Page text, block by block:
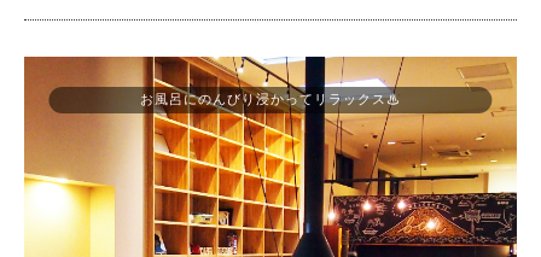
お風呂にのんびり浸かってリラックス♨